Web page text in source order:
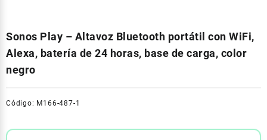
Sonos Play – Altavoz Bluetooth portátil con WiFi,
Alexa, batería de 24 horas, base de carga, color
negro
Código: M166-487-1